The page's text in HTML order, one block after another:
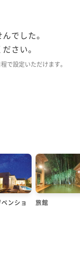
でした。
さい。
で設定いただけます。
ンショ
旅館